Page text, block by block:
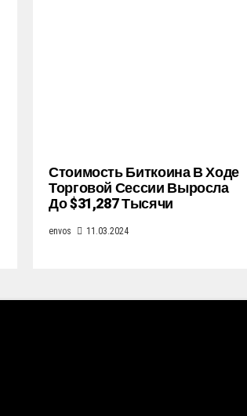
Стоимость Биткоина В Ходе
Торговой Сессии Выросла
До $31,287 Тысячи
envos 11.03.2024